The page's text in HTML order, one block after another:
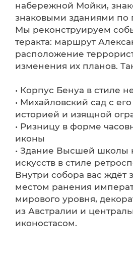
набережной Мойки,
знаковыми зданиями по
Мы реконструируем
теракта: маршрут
расположение
изменения их планов.
• Корпус Бенуа в стиле
• Михайловский сад с
историей и изящной
• Ризницу в форме
иконы
• Здание Высшей школы
искусств в стиле
Внутри собора вас ждёт
местом ранения
мирового уровня,
из Австралии и
иконостасом.